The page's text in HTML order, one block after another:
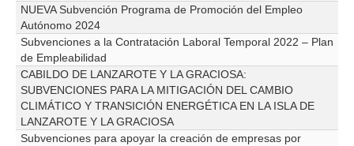
NUEVA Subvención Programa de Promoción del Empleo
Autónomo 2024
Subvenciones a la Contratación Laboral Temporal 2022 – Plan
de Empleabilidad
CABILDO DE LANZAROTE Y LA GRACIOSA:
SUBVENCIONES PARA LA MITIGACIÓN DEL CAMBIO
CLIMÁTICO Y TRANSICIÓN ENERGÉTICA EN LA ISLA DE
LANZAROTE Y LA GRACIOSA
Subvenciones para apoyar la creación de empresas por